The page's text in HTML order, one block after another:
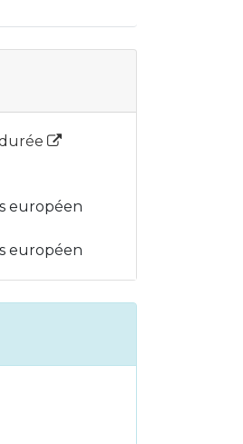
européen
européen